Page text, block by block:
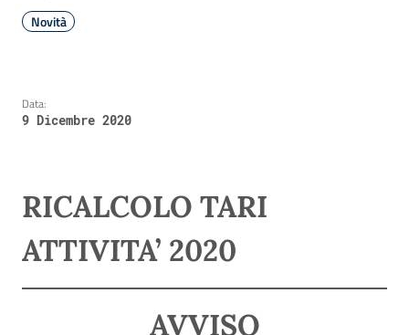
Novità
Data:
9 Dicembre 2020
RICALCOLO TARI
ATTIVITA’ 2020
AVVISO